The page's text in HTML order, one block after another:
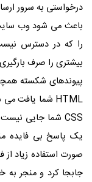
درخواستی به سرور
باعث می شود وب
را که در دسترس
بیشتری را صرف
پیوندهای شکسته
HTML شما یافت می
CSSشما جایی نیست
صورت استفاده زیاد از